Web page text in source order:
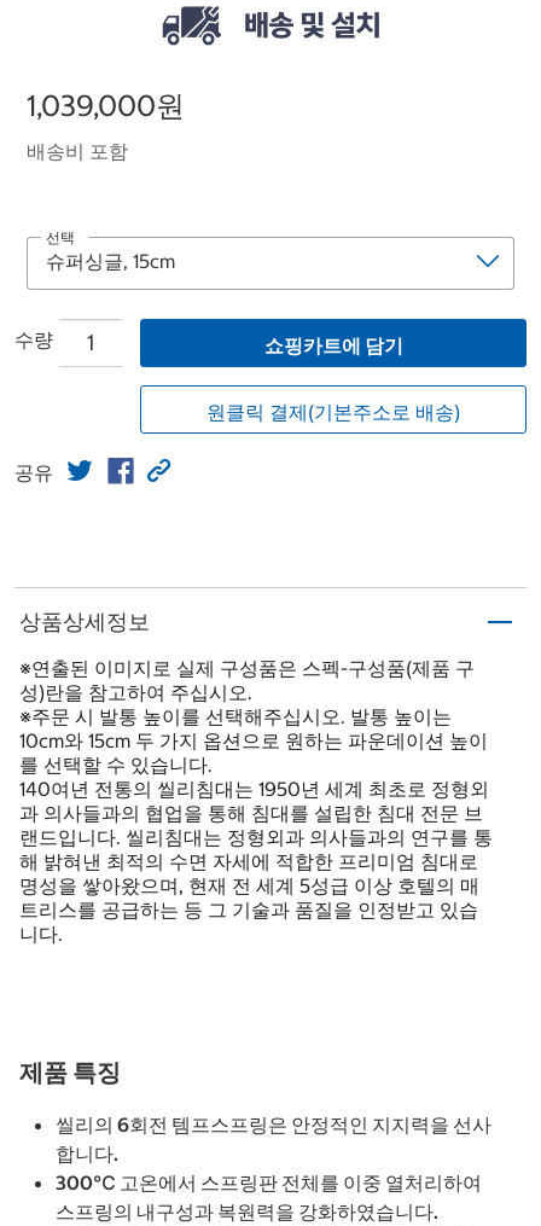
1,039,000원
배송비 포함
선택
수량 쇼핑카트에 담기
원클릭 결제(기본주소로 배송)
공유
상품상세정보
※연출된 이미지로 실제 구성품은 스펙-구성품(제품 구
성)란을 참고하여 주십시오.
※주문 시 발통 높이를 선택해주십시오. 발통 높이는
10cm와 15cm 두 가지 옵션으로 원하는 파운데이션 높이
를 선택할 수 있습니다.
140여년 전통의 씰리침대는 1950년 세계 최초로 정형외
과 의사들과의 협업을 통해 침대를 설립한 침대 전문 브
랜드입니다. 씰리침대는 정형외과 의사들과의 연구를 통
해 밝혀낸 최적의 수면 자세에 적합한 프리미엄 침대로
명성을 쌓아왔으며, 현재 전 세계 5성급 이상 호텔의 매
트리스를 공급하는 등 그 기술과 품질을 인정받고 있습
니다.
제품 특징
씰리의 6회전 템프스프링은 안정적인 지지력을 선사
합니다.
300℃ 고온에서 스프링판 전체를 이중 열처리하여
스프링의 내구성과 복원력을 강화하였습니다.